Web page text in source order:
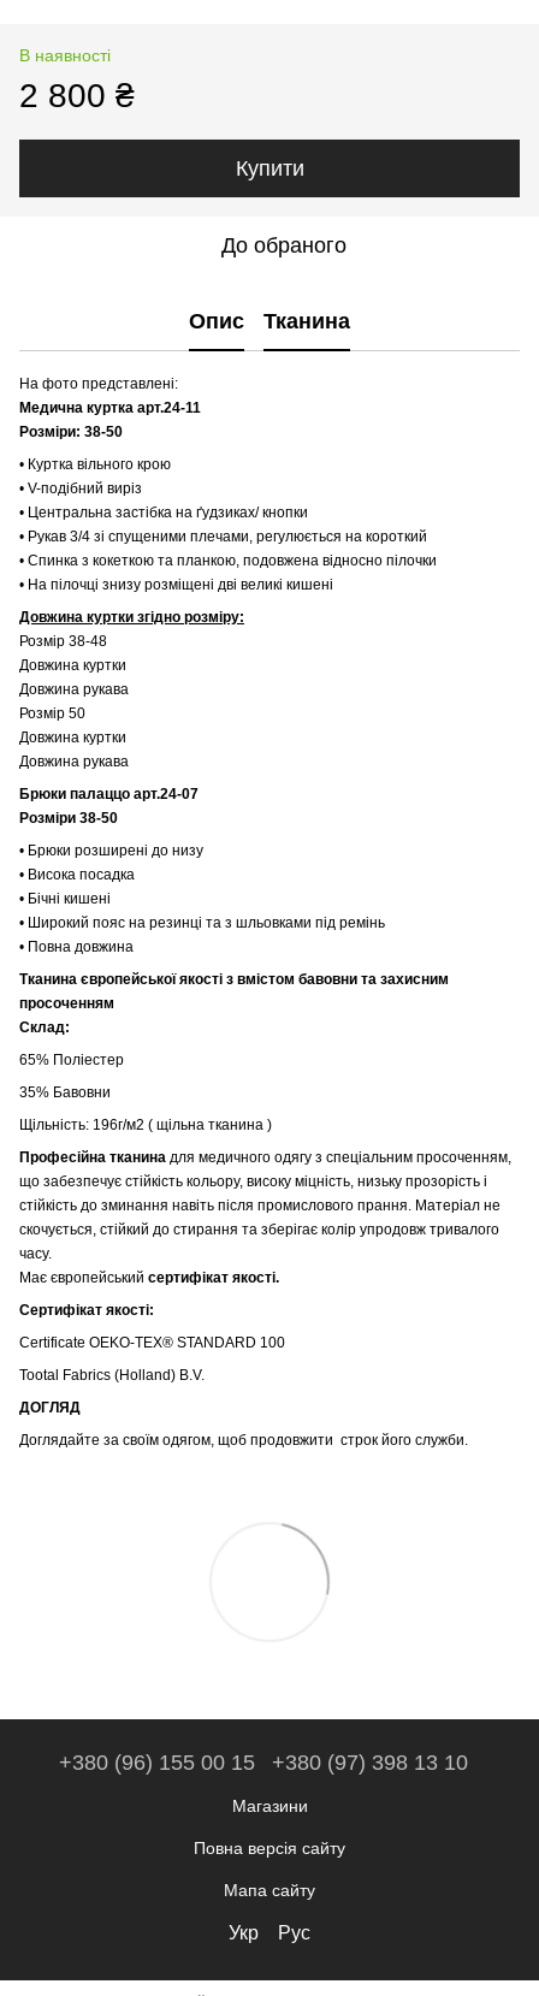
В наявності
2 800 ₴
Купити
До обраного
Опис Тканина
На фото представлені:
Медична куртка арт.24-11
Розміри: 38-50
• Куртка вільного крою
• V-подібний виріз
• Центральна застібка на ґудзиках/ кнопки
• Рукав 3/4 зі спущеними плечами, регулюється на короткий
• Спинка з кокеткою та планкою, подовжена відносно пілочки
• На пілочці знизу розміщені дві великі кишені
Довжина куртки згідно розміру:
Розмір 38-48
Довжина куртки
Довжина рукава
Розмір 50
Довжина куртки
Довжина рукава
Брюки палаццо арт.24-07
Розміри 38-50
• Брюки розширені до низу
• Висока посадка
• Бічні кишені
• Широкий пояс на резинці та з шльовками під ремінь
• Повна довжина
Тканина європейської якості з вмістом бавовни та захисним
просоченням
Склад:
65% Поліестер
35% Бавовни
Щільність: 196г/м2 ( щільна тканина )
Професійна тканина для медичного одягу з спеціальним просоченням,
що забезпечує стійкість кольору, високу міцність, низьку прозорість і
стійкість до зминання навіть після промислового прання. Матеріал не
скочується, стійкий до стирання та зберігає колір упродовж тривалого
часу.
Має європейський сертифікат якості.
Сертифікат якості:
Certificate OEKO-TEX® STANDARD 100
Tootal Fabrics (Holland) B.V.
ДОГЛЯД
Доглядайте за своїм одягом, щоб продовжити строк його служби.
+380 (96) 155 00 15 +380 (97) 398 13 10
Магазини
Повна версія сайту
Мапа сайту
Укр Рус